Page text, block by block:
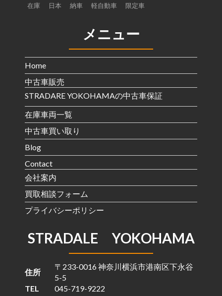
在庫 日本 納車 軽自動車 限定車
メニュー
Home
中古車販売
STRADARE YOKOHAMAの中古車保証
在庫車両一覧
中古車買い取り
Blog
Contact
会社案内
買取相談フォーム
プライバシーポリシー
STRADALE YOKOHAMA
住所
〒233-0016 神奈川横浜市港南区下永谷
5-5
TEL
045-719-9222